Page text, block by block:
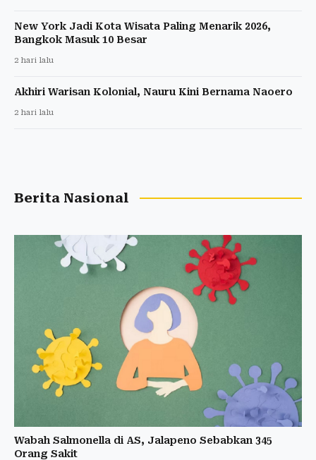
New York Jadi Kota Wisata Paling Menarik 2026,
Bangkok Masuk 10 Besar
2 hari lalu
Akhiri Warisan Kolonial, Nauru Kini Bernama Naoero
2 hari lalu
Berita Nasional
Wabah Salmonella di AS, Jalapeno Sebabkan 345
Orang Sakit